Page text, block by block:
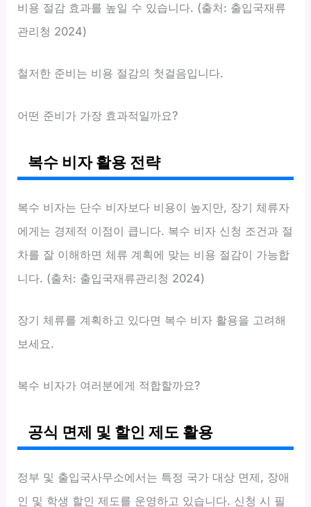
비용 절감 효과를 높일 수 있습니다. (출처: 출입국재류
관리청 2024)
철저한 준비는 비용 절감의 첫걸음입니다.
어떤 준비가 가장 효과적일까요?
복수 비자 활용 전략
복수 비자는 단수 비자보다 비용이 높지만, 장기 체류자
에게는 경제적 이점이 큽니다. 복수 비자 신청 조건과 절
차를 잘 이해하면 체류 계획에 맞는 비용 절감이 가능합
니다. (출처: 출입국재류관리청 2024)
장기 체류를 계획하고 있다면 복수 비자 활용을 고려해
보세요.
복수 비자가 여러분에게 적합할까요?
공식 면제 및 할인 제도 활용
정부 및 출입국사무소에서는 특정 국가 대상 면제, 장애
인 및 학생 할인 제도를 운영하고 있습니다. 신청 시 필